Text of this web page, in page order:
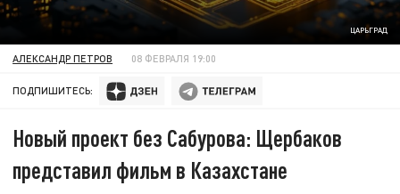
ЦАРЬГРАД
АЛЕКСАНДР ПЕТРОВ 08 ФЕВРАЛЯ 19:00
ПОДПИШИТЕСЬ:
Новый проект без Сабурова: Щербаков
представил фильм в Казахстане